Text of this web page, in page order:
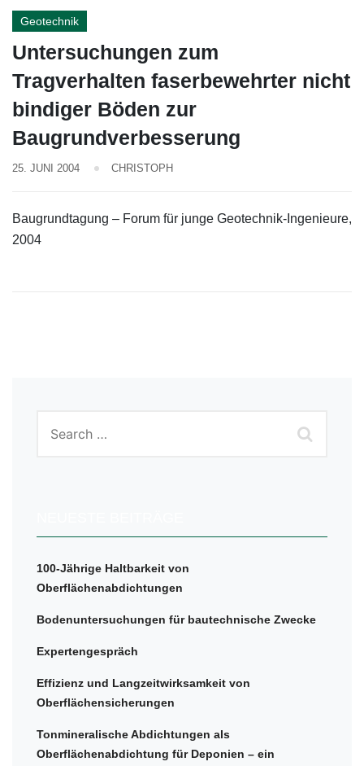
Geotechnik
Untersuchungen zum
Tragverhalten faserbewehrter nicht
bindiger Böden zur
Baugrundverbesserung
25. JUNI 2004 CHRISTOPH
Baugrundtagung – Forum für junge Geotechnik-Ingenieure,
2004
100-Jährige Haltbarkeit von
Oberflächenabdichtungen
Bodenuntersuchungen für bautechnische Zwecke
Expertengespräch
Effizienz und Langzeitwirksamkeit von
Oberflächensicherungen
Tonmineralische Abdichtungen als
Oberflächenabdichtung für Deponien – ein